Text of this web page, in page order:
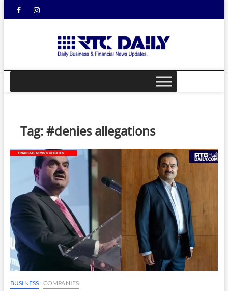
FacebookInstagram
DAILY
Tag:#denies allegations
BUSINESS COMPANIES